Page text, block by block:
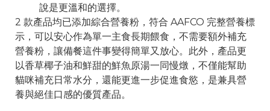
說是更溫和的選擇。
2 款產品均已添加綜合營養粉，符合 AAFCO 完整營養標
示，可以安心作為單一主食長期餵食，不需要額外補充
營養粉，讓備餐這件事變得簡單又放心。此外，產品更
以香草椰子油和鮮甜的鮮魚原湯一同慢燉，不僅能幫助
貓咪補充日常水分，還能更進一步促進食慾，是兼具營
養與絕佳口感的優質產品。